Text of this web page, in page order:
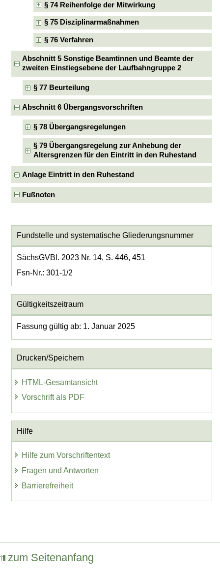
§ 74 Reihenfolge der Mitwirkung
§ 75 Disziplinarmaßnahmen
§ 76 Verfahren
Abschnitt 5 Sonstige Beamtinnen und Beamte der
zweiten Einstiegsebene der Laufbahngruppe 2
§ 77 Beurteilung
Abschnitt 6 Übergangsvorschriften
§ 78 Übergangsregelungen
§ 79 Übergangsregelung zur Anhebung der
Altersgrenzen für den Eintritt in den Ruhestand
Anlage Eintritt in den Ruhestand
Fußnoten
Fundstelle und systematische Gliederungsnummer
SächsGVBl. 2023 Nr. 14, S. 446, 451
Fsn-Nr.: 301-1/2
Gültigkeitszeitraum
Fassung gültig ab: 1. Januar 2025
Drucken/Speichern
HTML-Gesamtansicht
Vorschrift als PDF
Hilfe
Hilfe zum Vorschriftentext
Fragen und Antworten
Barrierefreiheit
zum Seitenanfang